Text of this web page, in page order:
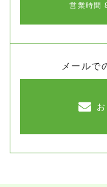
営業時間
メールで